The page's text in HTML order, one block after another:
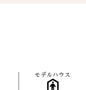
モデルハウス